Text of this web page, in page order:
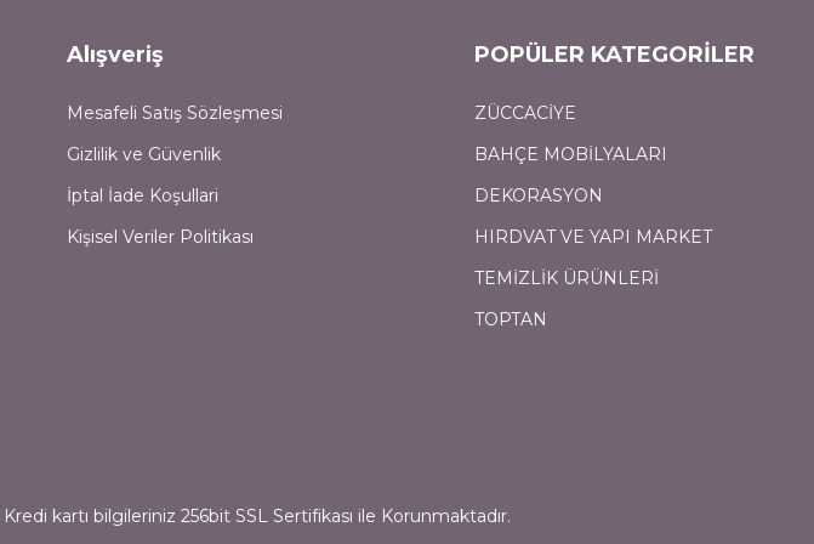
Alışveriş
Mesafeli Satış Sözleşmesi
Gizlilik ve Güvenlik
İptal İade Koşullari
Kişisel Veriler Politikası
POPÜLER KATEGORİLER
ZÜCCACİYE
BAHÇE MOBİLYALARI
DEKORASYON
HIRDVAT VE YAPI MARKET
TEMİZLİK ÜRÜNLERİ
TOPTAN
kartı bilgileriniz 256bit SSL Sertifikası ile Korunmaktadır.